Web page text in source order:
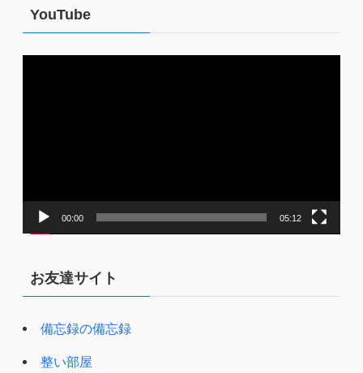
YouTube
00:00 05:12
お友達サイト
備忘録の備忘録
整い部屋